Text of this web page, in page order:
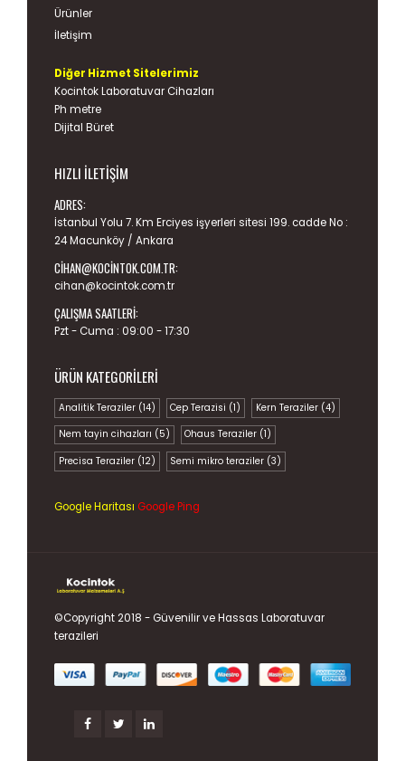
Ürünler
İletişim
Diğer Hizmet Sitelerimiz
Kocintok Laboratuvar Cihazları
Ph metre
Dijital Büret
HIZLI İLETIŞIM
ADRES:
İstanbul Yolu 7. Km Erciyes işyerleri sitesi 199. cadde No :
24 Macunköy / Ankara
CIHAN@KOCINTOK.COM.TR:
cihan@kocintok.com.tr
ÇALIŞMA SAATLERI:
Pzt - Cuma : 09:00 - 17:30
ÜRÜN KATEGORILERI
Analitik Teraziler(14) Cep Terazisi (1) Kern Teraziler(4)
Nem tayin cihazları (5) Ohaus Teraziler (1)
Precisa Teraziler(12) Semi mikro teraziler (3)
Google Haritası Google Ping
©Copyright 2018 - Güvenilir ve Hassas Laboratuvar
terazileri